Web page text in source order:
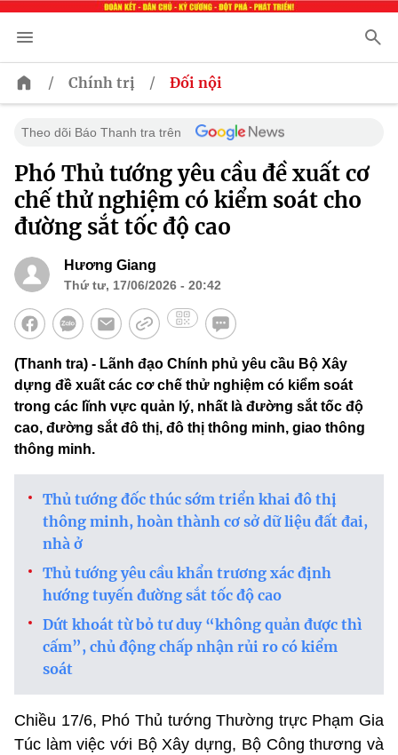
/ Chính trị / Đối nội
Theo dõi Báo Thanh tra trên
Phó Thủ tướng yêu cầu đề xuất cơ
chế thử nghiệm có kiểm soát cho
đường sắt tốc độ cao
Hương Giang
Thứ tư, 17/06/2026 - 20:42
(Thanh tra) - Lãnh đạo Chính phủ yêu cầu Bộ Xây
dựng đề xuất các cơ chế thử nghiệm có kiểm soát
trong các lĩnh vực quản lý, nhất là đường sắt tốc độ
cao, đường sắt đô thị, đô thị thông minh, giao thông
thông minh.
Thủ tướng đốc thúc sớm triển khai đô thị
thông minh, hoàn thành cơ sở dữ liệu đất đai,
nhà ở
Thủ tướng yêu cầu khẩn trương xác định
hướng tuyến đường sắt tốc độ cao
Dứt khoát từ bỏ tư duy “không quản được thì
cấm”, chủ động chấp nhận rủi ro có kiểm
soát
Chiều 17/6, Phó Thủ tướng Thường trực Phạm Gia
Túc làm việc với Bộ Xây dựng, Bộ Công thương và